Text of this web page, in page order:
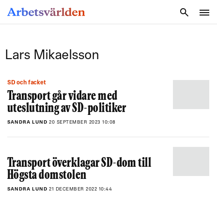
Lars Mikaelsson
SD och facket
Transport går vidare med
uteslutning av SD-politiker
SANDRA LUND 20 SEPTEMBER 2023 10:08
Transport överklagar SD-dom till
Högsta domstolen
SANDRA LUND 21 DECEMBER 2022 10:44